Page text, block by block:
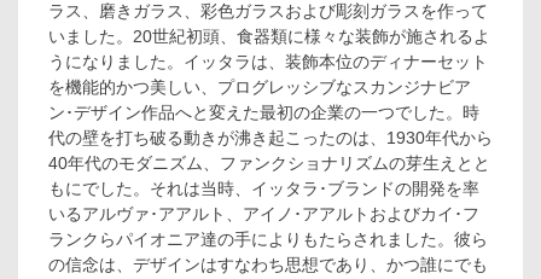
ラス、磨きガラス、彩色ガラスおよび彫刻ガラスを作って
いました。20世紀初頭、食器類に様々な装飾が施されるよ
うになりました。イッタラは、装飾本位のディナーセット
を機能的かつ美しい、プログレッシブなスカンジナビア
ン･デザイン作品へと変えた最初の企業の一つでした。時
代の壁を打ち破る動きが沸き起こったのは、1930年代から
40年代のモダニズム、ファンクショナリズムの芽生えとと
もにでした。それは当時、イッタラ･ブランドの開発を率
いるアルヴァ･アアルト、アイノ･アアルトおよびカイ･フ
ランクらパイオニア達の手によりもたらされました。彼ら
の信念は、デザインはすなわち思想であり、かつ誰にでも